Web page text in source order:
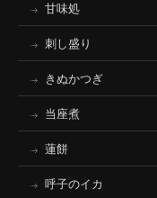
甘味処
刺し盛り
きぬかつぎ
当座煮
蓮餅
呼子のイカ